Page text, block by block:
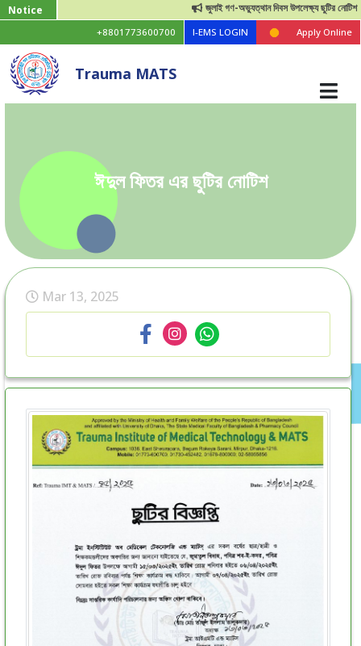
Notice জুলাই গণ-অভ্যুত্থান দিবস উপলেক্ষ্য ছুটির নোটিশ
+8801773600700 I-EMS LOGIN Apply Online
Trauma MATS
ঈদুল ফিতর এর ছুটির নোটিশ
Mar 13, 2025